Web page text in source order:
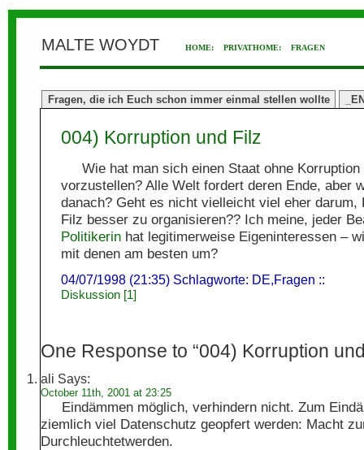
MALTE WOYDT HOME: PRIVATHOME: FRAGEN
Fragen, die ich Euch schon immer einmal stellen wollte
004) Korruption und Filz
Wie hat man sich einen Staat ohne
vorzustellen? Alle Welt fordert deren Ende, aber
danach? Geht es nicht vielleicht viel eher darum,
Filz besser zu organisieren?? Ich meine, jeder
Politikerin hat legitimerweise Eigeninteressen –
mit denen am besten um?
04/07/1998 (21:35) Schlagworte: DE,Fragen ::
Diskussion [1]
One Response to “004) Korruption
ali Says:
October 11th, 2001 at 23:25
Eindämmen möglich, verhindern nicht. Zum
ziemlich viel Datenschutz geopfert werden: Macht
Durchleuchtetwerden.